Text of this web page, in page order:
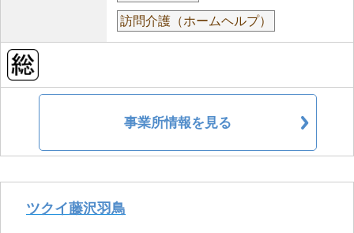
訪問介護（ホームヘルプ）
事業所情報を見る
ツクイ藤沢羽鳥